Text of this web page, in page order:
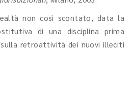
non così scontato, data la
di una disciplina prima
retroattività dei nuovi illeciti